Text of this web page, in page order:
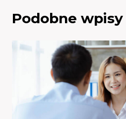
Podobne wpisy